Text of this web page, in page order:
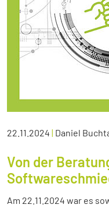
22.11.2024 | Daniel
Von der
Am 22.11.2024 war es